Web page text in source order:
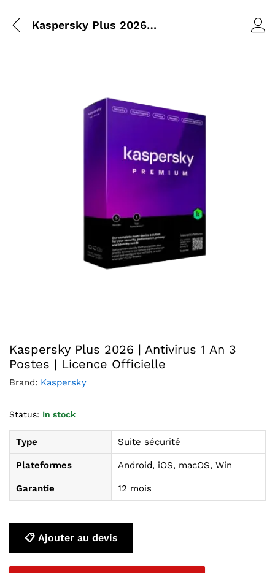
Kaspersky Plus 2026 | Antivirus 1 An 3 Postes | Licence Officielle
Kaspersky Plus 2026 | Antivirus 1 An 3
Postes | Licence Officielle
Brand: Kaspersky
Status: In stock
Type Suite sécurité
Plateformes Android, iOS, macOS, Win
Garantie 12 mois
📋 Ajouter au devis